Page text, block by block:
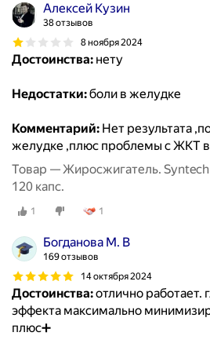
Алексей Кузин
38 отзывов
8 ноября 2024
Достоинства: нету
Недостатки:боли в желудке
Комментарий: Нет результата
желудке ,плюс проблемы с ЖКТ
Товар — Жиросжигатель.
120 капс.
1 1
Богданова М. В
169 отзывов
14 октября 2024
Достоинства:отлично работает.
эффекта максимально
плюс➕